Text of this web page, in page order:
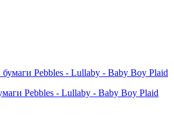
Pebbles - Lullaby - Baby Boy Plaid